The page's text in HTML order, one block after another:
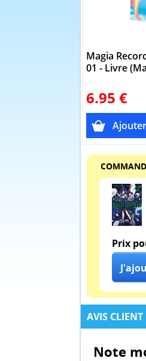
Magia
01 - Livre
6.95 €
Prix
AVIS
Note